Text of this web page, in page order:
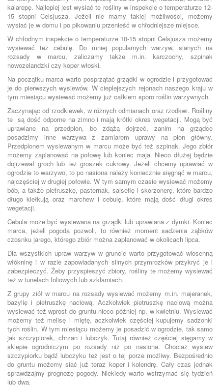
kalarepę. Najlepiej jest wysiać te rośliny w inspekcie o temperaturze 12-
15 stopni Celsjusza. Jeżeli nie mamy takiej możliwości, możemy
wysiać je w domu i po pikowaniu przenieść w chłodniejsze miejsce.
W chłodnym inspekcie o temperaturze 10-15 stopni Celsjusza możemy
wysiewać też cebulę. Do mniej popularnych warzyw, sianych na
rozsady w marcu, zaliczamy także m.in. karczochy, szpinak
nowozelandzki czy koper włoski.
Na początku marca warto posprzątać grządki w ogrodzie i przygotować
je do pierwszych wysiewów. W cieplejszych rejonach naszego kraju w
tym miesiącu wysiewać możemy już całkiem sporo roślin warzywnych.
Zaczynając od rzodkiewek, w różnych odmianach oraz rzodkwi. Rośliny
te są dość odporne na zimno i mają krótki okres wegetacji. Mogą być
uprawiane na przedplon, bo zdążą dojrzeć, zanim na grządce
posadzimy inne warzywa z zamiarem uprawy na plon główny.
Przedplonem wysiewanym w marcu może być też szpinak. Jego zbiór
możemy zaplanować na połowę lub koniec maja. Nieco dłużej będzie
dojrzewał groch lub też groszek cukrowy. Jeżeli chcemy uprawiać w
ogrodzie to warzywo, to po nasiona należy koniecznie sięgnąć w marcu,
najczęściej w drugiej połowie. W tym samym czasie wysiewać możemy
bób, a także pietruszkę, pasternak, salsefię i skorzonerę, które bardzo
długo kiełkują oraz marchew i cebulę, które mają dość długi okres
wegetacji.
Cebula może być wysiewana na grządki lub uprawiana z dymki. Koniec
marca, jeżeli pogoda pozwoli, to również moment sadzenia ząbków
czosnku jarego, którego zbiór można zaplanować w okolicach lipca.
Dla wszystkich upraw warzyw w gruncie warto przygotować wiosenną
włókninę i w razie zapowiadanych silnych przymrozków przykryć je i
zabezpieczyć. Żeby przyspieszyć zbiory, rośliny te możemy wysiewać
też w tunelach foliowych lub szklarniach.
Z grupy ziół w marcu na rozsady wysiewać możemy m.in. majeranek,
bazylię i pietruszkę naciową. Aczkolwiek pietruszkę naciową można
wysiewać też wprost do gruntu nieco później np. w kwietniu. Wysiewać
możemy też melisę i miętę, aczkolwiek częściej kupujemy sadzonki
tych roślin. W tym miesiącu możemy je posadzić w ogrodzie, tak samo
jak szczypiorek, chrzan i lubczyk. Tutaj również częściej sięgamy w
sklepie ogrodniczym po rozsady niż po nasiona. Chociaż wysiew
szczypiorku bądź lubczyku też jest o tej porze możliwy. Bezpośrednio
do gruntu możemy siać już teraz koper i kolendrę. Cały czas jednak
sprawdzajmy prognozę pogody. Niekiedy warto wstrzymać się tydzień
lub dwa.